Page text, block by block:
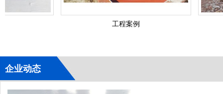
工程案例
企业动态